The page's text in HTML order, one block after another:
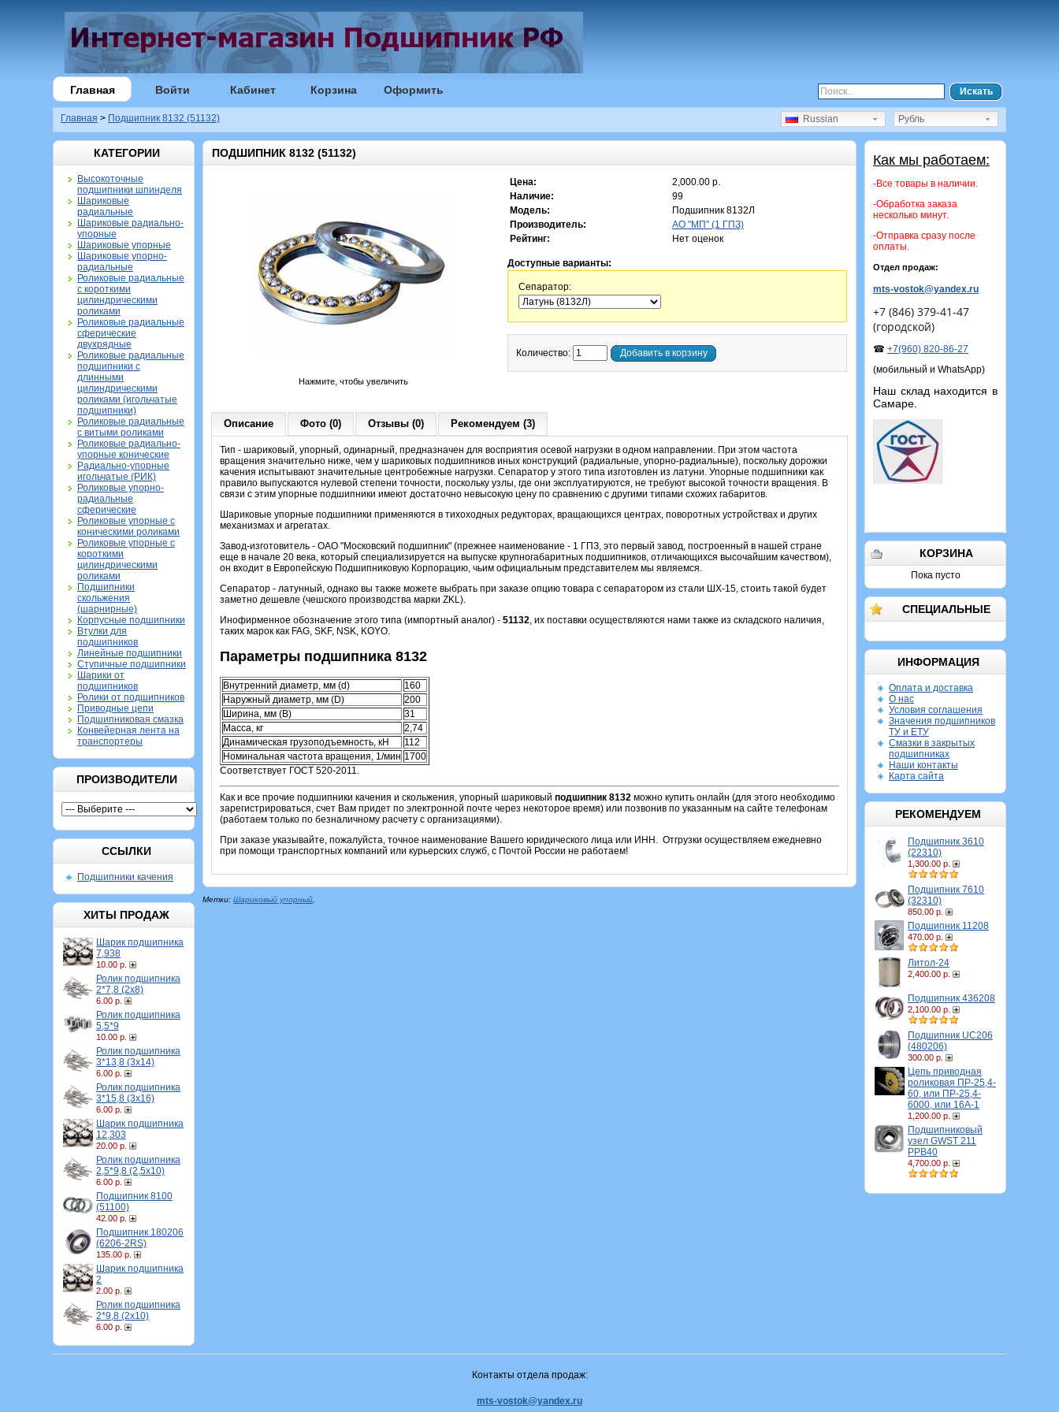
Главная Войти Кабинет Корзина Оформить Искать
Главная > Подшипник 8132 (51132) Рубль
Russian
КАТЕГОРИИ
Высокоточные
подшипники шпинделя
Шариковые
радиальные
Шариковые радиально-
упорные
Шариковые упорные
Шариковые упорно-
радиальные
Роликовые радиальные
с короткими
цилиндрическими
роликами
Роликовые радиальные
сферические
двухрядные
Роликовые радиальные
подшипники с
длинными
цилиндрическими
роликами (игольчатые
подшипники)
Роликовые радиальные
с витыми роликами
Роликовые радиально-
упорные конические
Радиально-упорные
игольчатые (РИК)
Роликовые упорно-
радиальные
сферические
Роликовые упорные с
коническими роликами
Роликовые упорные с
короткими
цилиндрическими
роликами
Подшипники
скольжения
(шарнирные)
Корпусные подшипники
Втулки для
подшипников
Линейные подшипники
Ступичные подшипники
Шарики от
подшипников
Ролики от подшипников
Приводные цепи
Подшипниковая смазка
Конвейерная лента на
транспортеры
ПРОИЗВОДИТЕЛИ
ССЫЛКИ
Подшипники качения
ХИТЫ ПРОДАЖ
Шарик подшипника
7,938
10.00 р.
Ролик подшипника
2*7,8 (2х8)
6.00 р.
Ролик подшипника
5,5*9
10.00 р.
Ролик подшипника
3*13,8 (3х14)
6.00 р.
Ролик подшипника
3*15,8 (3х16)
6.00 р.
Шарик подшипника
12,303
20.00 р.
Ролик подшипника
2,5*9,8 (2,5х10)
6.00 р.
Подшипник 8100
(51100)
42.00 р.
Подшипник 180206
(6206-2RS)
135.00 р.
Шарик подшипника
2
2.00 р.
Ролик подшипника
2*9,8 (2х10)
6.00 р.
Как мы работаем:
-Все товары в наличии.
-Обработка заказа
несколько минут.
-Отправка сразу после
оплаты.
Отдел продаж:
mts-vostok@yandex.ru
+7 (846) 379-41-47
(городской)
☎ +7(960) 820-86-27
(мобильный и WhatsApp)
Наш склад находится в
Самаре.
КОРЗИНА
Пока пусто
СПЕЦИАЛЬНЫЕ
ИНФОРМАЦИЯ
Оплата и доставка
О нас
Условия соглашения
Значения подшипников
ТУ и ЕТУ
Смазки в закрытых
подшипниках
Наши контакты
Карта сайта
РЕКОМЕНДУЕМ
Подшипник 3610
(22310)
1,300.00 р.
Подшипник 7610
(32310)
850.00 р.
Подшипник 11208
470.00 р.
Литол-24
2,400.00 р.
Подшипник 436208
2,100.00 р.
Подшипник UC206
(480206)
300.00 р.
Цепь приводная
роликовая ПР-25,4-
60, или ПР-25,4-
6000, или 16A-1
1,200.00 р.
Подшипниковый
узел GWST 211
PPB40
4,700.00 р.
ПОДШИПНИК 8132 (51132)
Нажмите, чтобы увеличить
Цена:
2,000.00 р.
Наличие:
99
Модель:
Подшипник 8132Л
Производитель:
АО "МП" (1 ГПЗ)
Рейтинг:
Нет оценок
Доступные варианты:
Сепаратор:
Количество: Добавить в корзину
Описание Фото (0) Отзывы (0) Рекомендуем (3)
Тип - шариковый, упорный, одинарный, предназначен для восприятия осевой нагрузки в одном направлении. При этом частота
вращения значительно ниже, чем у шариковых подшипников иных конструкций (радиальные, упорно-радиальные), поскольку дорожки
качения испытывают значительные центробежные нагрузки. Сепаратор у этого типа изготовлен из латуни. Упорные подшипники как
правило выпускаются нулевой степени точности, поскольку узлы, где они эксплуатируются, не требуют высокой точности вращения. В
связи с этим упорные подшипники имеют достаточно невысокую цену по сравнению с другими типами схожих габаритов.
Шариковые упорные подшипники применяются в тихоходных редукторах, вращающихся центрах, поворотных устройствах и других
механизмах и агрегатах.
Завод-изготовитель - ОАО "Московский подшипник" (прежнее наименование - 1 ГПЗ, это первый завод, построенный в нашей стране
еще в начале 20 века, который специализируется на выпуске крупногабаритных подшипников, отличающихся высочайшим качеством),
он входит в Европейскую Подшипниковую Корпорацию, чьим официальным представителем мы являемся.
Сепаратор - латунный, однако вы также можете выбрать при заказе опцию товара с сепаратором из стали ШХ-15, стоить такой будет
заметно дешевле (чешского производства марки ZKL).
Инофирменное обозначение этого типа (импортный аналог) - 51132, их поставки осуществляются нами также из складского наличия,
таких марок как FAG, SKF, NSK, KOYO.
Параметры подшипника 8132
Внутренний диаметр, мм (d)
160
Наружный диаметр, мм (D)
200
Ширина, мм (B)
31
Масса, кг
2,74
Динамическая грузоподъемность, кН
112
Номинальная частота вращения, 1/мин 1700
Соответствует ГОСТ 520-2011.
Как и все прочие подшипники качения и скольжения, упорный шариковый подшипник 8132 можно купить онлайн (для этого необходимо
зарегистрироваться, счет Вам придет по электронной почте через некоторое время) или позвонив по указанным на сайте телефонам
(работаем только по безналичному расчету с организациями).
При заказе указывайте, пожалуйста, точное наименование Вашего юридического лица или ИНН. Отгрузки осуществляем ежедневно
при помощи транспортных компаний или курьерских служб, с Почтой России не работаем!
Метки: Шариковый упорный
Контакты отдела продаж:
mts-vostok@yandex.ru